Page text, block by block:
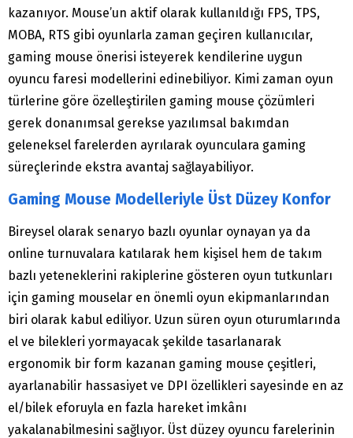
kazanıyor. Mouse’un aktif olarak kullanıldığı FPS, TPS,
MOBA, RTS gibi oyunlarla zaman geçiren kullanıcılar,
gaming mouse önerisi isteyerek kendilerine uygun
oyuncu faresi modellerini edinebiliyor. Kimi zaman oyun
türlerine göre özelleştirilen gaming mouse çözümleri
gerek donanımsal gerekse yazılımsal bakımdan
geleneksel farelerden ayrılarak oyunculara gaming
süreçlerinde ekstra avantaj sağlayabiliyor.
Gaming Mouse Modelleriyle Üst Düzey Konfor
Bireysel olarak senaryo bazlı oyunlar oynayan ya da
online turnuvalara katılarak hem kişisel hem de takım
bazlı yeteneklerini rakiplerine gösteren oyun tutkunları
için gaming mouselar en önemli oyun ekipmanlarından
biri olarak kabul ediliyor. Uzun süren oyun oturumlarında
el ve bilekleri yormayacak şekilde tasarlanarak
ergonomik bir form kazanan gaming mouse çeşitleri,
ayarlanabilir hassasiyet ve DPI özellikleri sayesinde en az
el/bilek eforuyla en fazla hareket imkânı
yakalanabilmesini sağlıyor. Üst düzey oyuncu farelerinin